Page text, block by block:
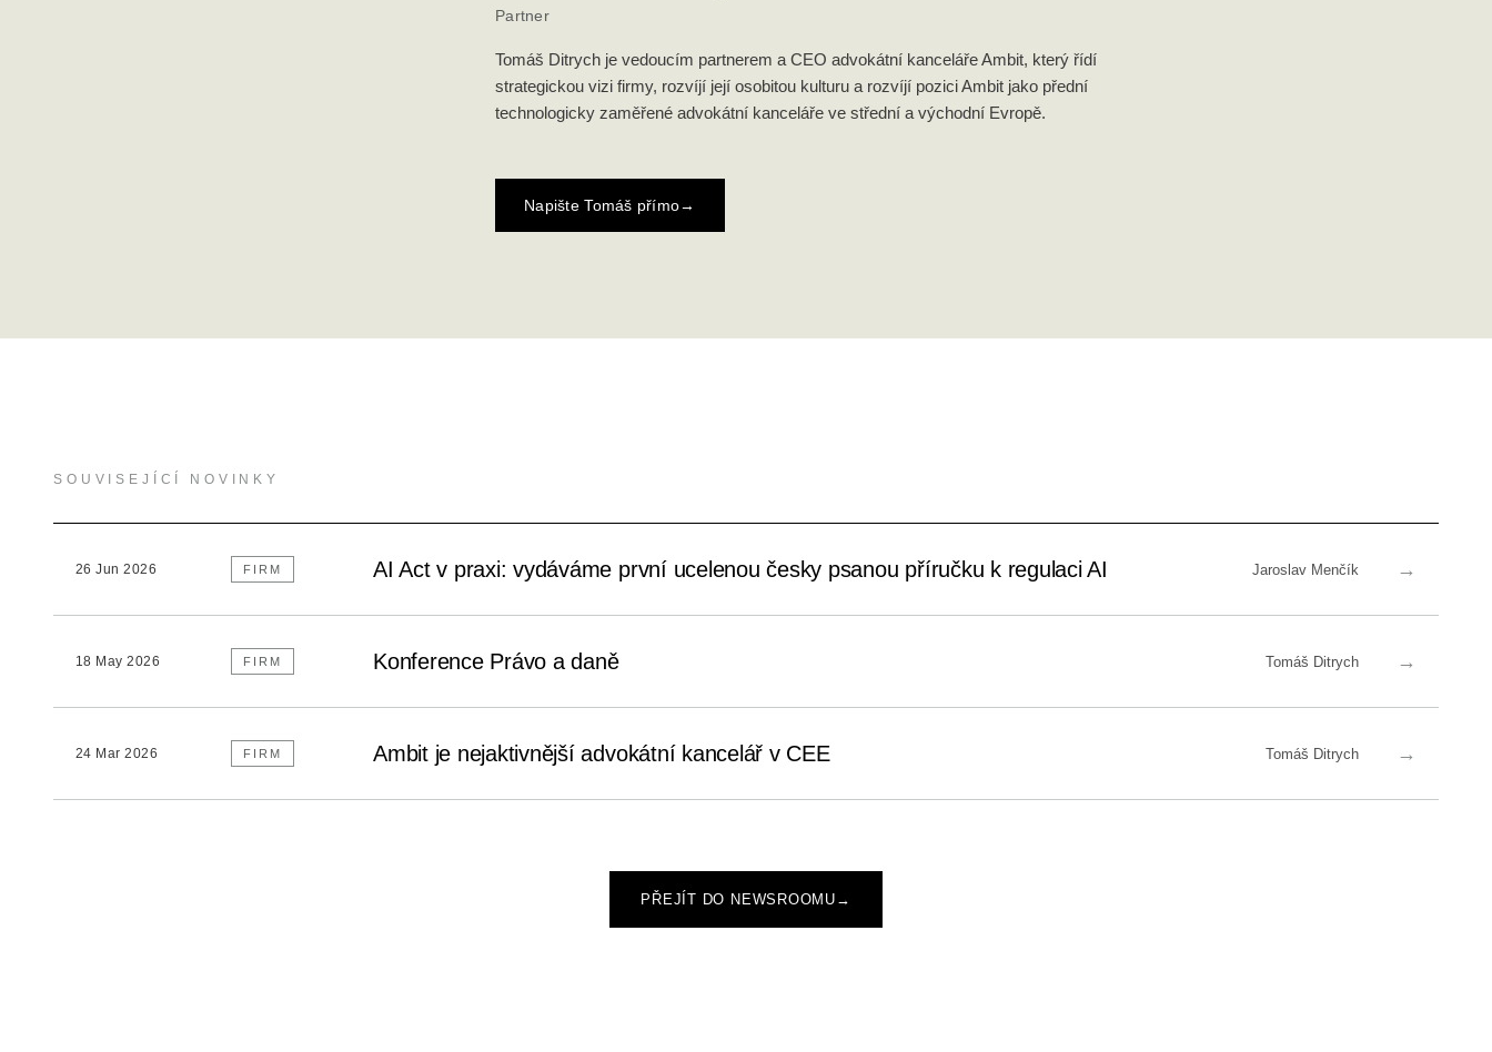
Partner
Tomáš Ditrych je vedoucím partnerem a CEO advokátní kanceláře Ambit, který řídí
strategickou vizi firmy, rozvíjí její osobitou kulturu a rozvíjí pozici Ambit jako přední
technologicky zaměřené advokátní kanceláře ve střední a východní Evropě.
Napište Tomáš přímo→
SOUVISEJÍCÍ NOVINKY
26 Jun 2026 FIRM AI Act v praxi: vydáváme první ucelenou česky psanou příručku k regulaci AI Jaroslav Menčík →
18 May 2026 FIRM Konference Právo a daně Tomáš Ditrych →
24 Mar 2026 FIRM Ambit je nejaktivnější advokátní kancelář v CEE Tomáš Ditrych →
PŘEJÍT DO NEWSROOMU →